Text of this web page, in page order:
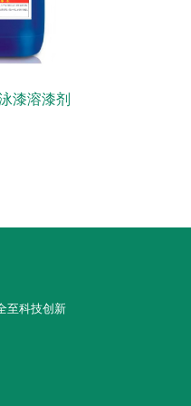
漆溶漆剂
至科技创新